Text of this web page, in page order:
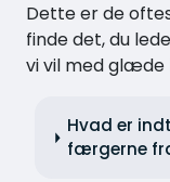
Dette er de
finde det, du
vi vil med
Hvad er
færgerne